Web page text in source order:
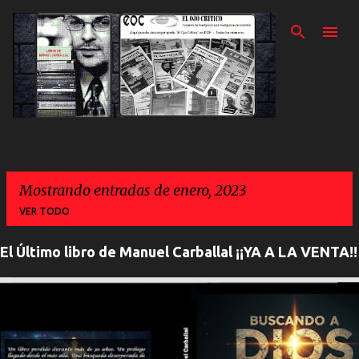
Ir al contenido
Mostrando entradas de enero, 2023
VER TODO
n
r
El Último libro de Manuel Carballal ¡¡YA A LA VENTA!!